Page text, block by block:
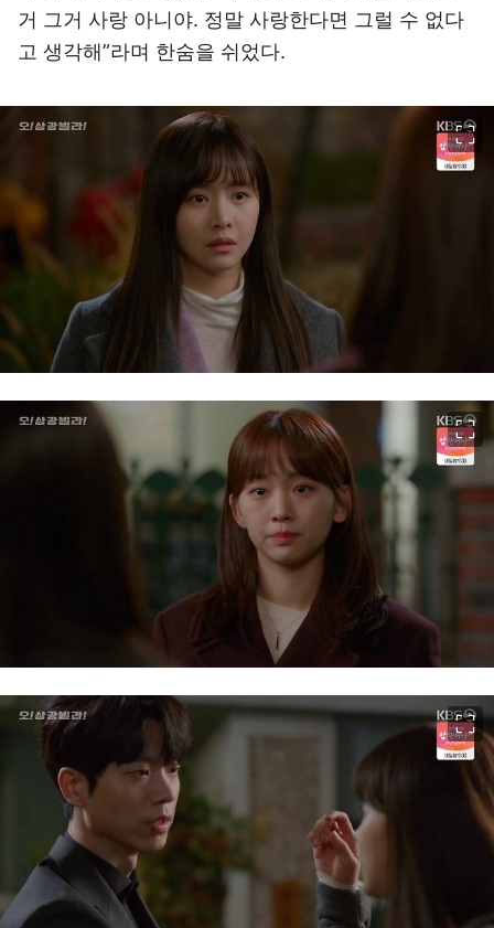
거 그거 사랑 아니야. 정말 사랑한다면 그럴 수 없다
고 생각해”라며 한숨을 쉬었다.